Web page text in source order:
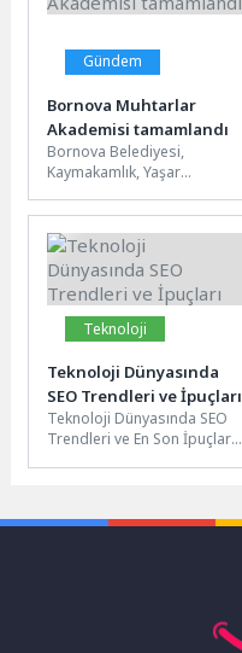
Gündem
Bornova Muhtarlar
Akademisi tamamlandı
Bornova Belediyesi,
Kaymakamlık, Yaşar
Derneği iş birliğiyle hayata
geçirilen Muhtarlar
Akademisi, dijital...
Teknoloji
Teknoloji Dünyasında
SEO Trendleri ve İpuçları
Teknoloji Dünyasında SEO
Trendleri ve En Son İpuçları